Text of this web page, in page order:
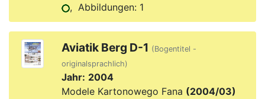
, Abbildungen: 1
Aviatik Berg D-1 (Bogentitel -
originalsprachlich)
Jahr: 2004
Modele Kartonowego Fana (2004/03)